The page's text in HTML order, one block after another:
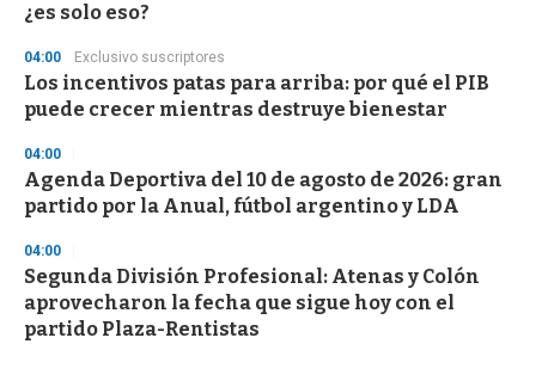
¿es solo eso?
04:00 Exclusivo suscriptores
Los incentivos patas para arriba: por qué el PIB
puede crecer mientras destruye bienestar
04:00
Agenda Deportiva del 10 de agosto de 2026: gran
partido por la Anual, fútbol argentino y LDA
04:00
Segunda División Profesional: Atenas y Colón
aprovecharon la fecha que sigue hoy con el
partido Plaza-Rentistas